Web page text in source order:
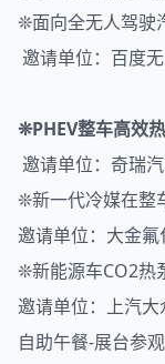
❊面向全无人驾驶
邀请单位：百度
❊PHEV整车高效
邀请单位：奇瑞
❊新一代冷媒在整
邀请单位：大金
❊新能源车CO2热
邀请单位：上汽
自助午餐-展台参观